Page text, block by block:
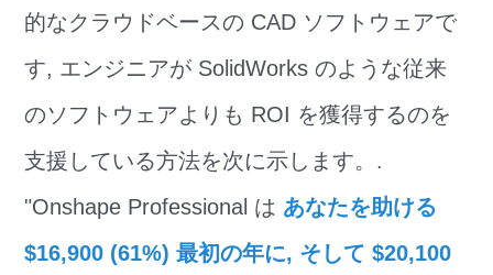
的なクラウドベースの CAD ソフトウェアで
す, エンジニアが SolidWorks のような従来
のソフトウェアよりも ROI を獲得するのを
支援している方法を次に示します。.
"Onshape Professional は あなたを助ける
$16,900 (61%) 最初の年に, そして $20,100